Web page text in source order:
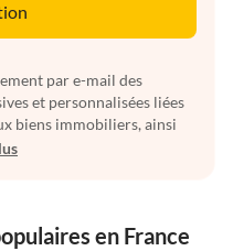
par e-mail des
et personnalisées liées
biens immobiliers, ainsi
en France